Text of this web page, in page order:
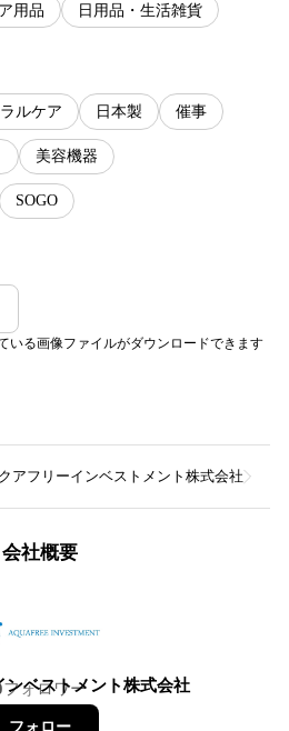
用品 日用品・生活雑貨
ルケア 日本製 催事
美容機器
SOGO
いる画像ファイルがダウンロードできます
アフリーインベストメント株式会社
会社概要
ンベストメント株式会社
フォロワー
フォロー